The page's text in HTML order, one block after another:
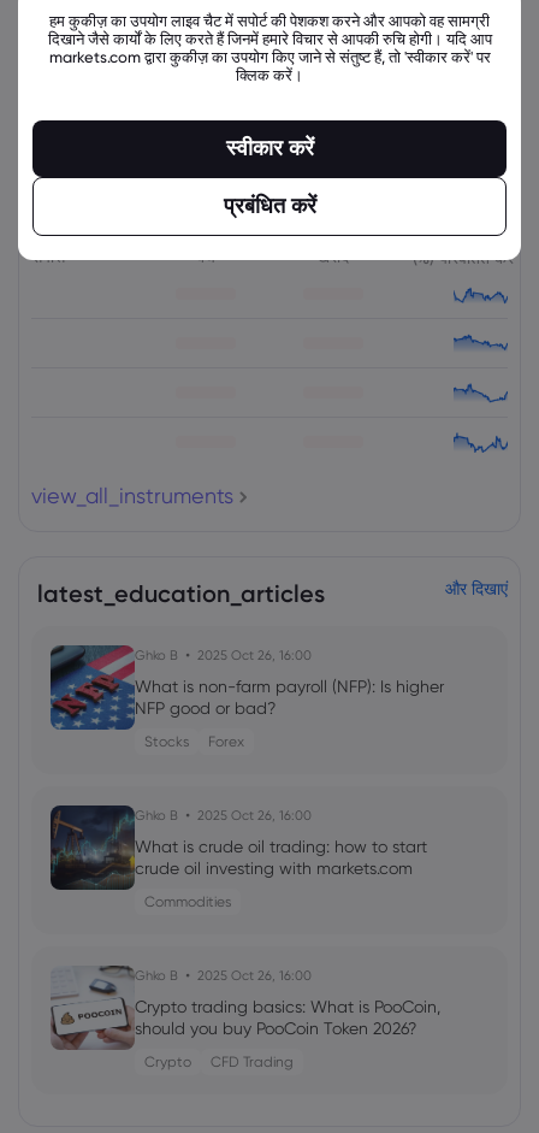
गुरुवार 07:01-10:59
संपत्ति बेचें खरीदें (%) परिवर्तित करें
view_all_instruments
latest_education_articles और दिखाएं
Ghko B 2025 Oct 26, 16:00
What is non-farm payroll (NFP): Is higher
NFP good or bad?
Stocks Forex
Ghko B 2025 Oct 26, 16:00
What is crude oil trading: how to start
crude oil investing with markets.com
Commodities
Ghko B 2025 Oct 26, 16:00
Crypto trading basics: What is PooCoin,
should you buy PooCoin Token 2026?
Crypto CFD Trading
हम कुकीज़ का उपयोग लाइव चैट में सपोर्ट की पेशकश करने और आपको वह सामग्री
दिखाने जैसे कार्यों के लिए करते हैं जिनमें हमारे विचार से आपकी रुचि होगी। यदि आप
markets.com द्वारा कुकीज़ का उपयोग किए जाने से संतुष्ट हैं, तो 'स्वीकार करें' पर
क्लिक करें।
स्वीकार करें
प्रबंधित करें